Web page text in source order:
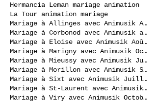
Hermancia Leman mariage animation
La Tour animation mariage
Mariage à Allinges avec Animusik Août 2020
Mariage à Corbonod avec Animusik avril 2023
Mariage à Eloise avec Animusik Août 2020
Mariage à Marigny avec Animusik Octobre 2020
Mariage à Mieussy avec Animusik Juillet 2020
Mariage à Morillon avec Animusik Septembre 2020
Mariage à Sixt avec Animusik Juillet 2020
Mariage à St-Laurent avec Animusik Septembre 2020
Mariage à Viry avec Animusik Octobre 2020